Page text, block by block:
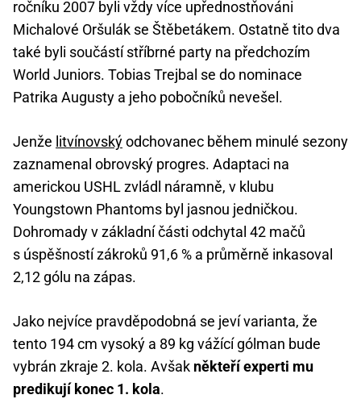
ročníku 2007 byli vždy více upřednostňováni
Michalové Oršulák se Štěbetákem. Ostatně tito dva
také byli součástí stříbrné party na předchozím
World Juniors. Tobias Trejbal se do nominace
Patrika Augusty a jeho pobočníků nevešel.
Jenže litvínovskýodchovanec během minulé sezony
zaznamenal obrovský progres. Adaptaci na
americkou USHL zvládl náramně, v klubu
Youngstown Phantoms byl jasnou jedničkou.
Dohromady v základní části odchytal 42 mačů
s úspěšností zákroků 91,6 % a průměrně inkasoval
2,12 gólu na zápas.
Jako nejvíce pravděpodobná se jeví varianta, že
tento 194 cm vysoký a 89 kg vážící gólman bude
vybrán zkraje 2. kola. Avšak někteří experti mu
predikují konec 1. kola.